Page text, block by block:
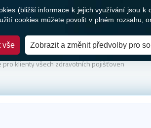
Nabídka práce Kontakty
VAŠEHO ZDRAVÍ
pro klienty všech zdravotních pojišťoven
(bližší informace k jejich využívání jsou k
cookies můžete povolit v plném rozsahu,
vše Zobrazit a změnit předvolby pro